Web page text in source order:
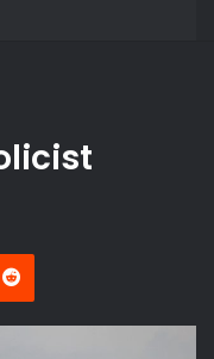
Reddit